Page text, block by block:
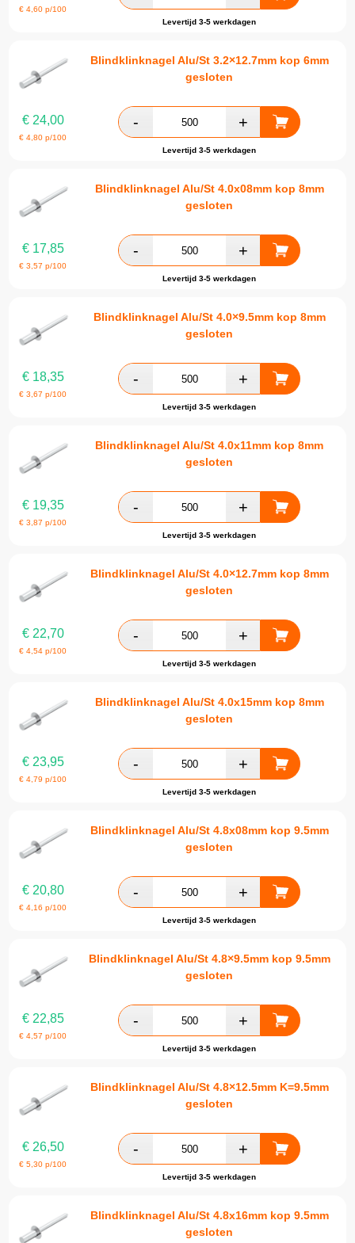
€4,60 p/100
Levertijd 3-5 werkdagen
Blindklinknagel Alu/St 3.2×12.7mm kop 6mm
gesloten
€24,00
€4,80 p/100
Levertijd 3-5 werkdagen
Blindklinknagel Alu/St 4.0x08mm kop 8mm
gesloten
€17,85
€3,57 p/100
Levertijd 3-5 werkdagen
Blindklinknagel Alu/St 4.0×9.5mm kop 8mm
gesloten
€18,35
€3,67 p/100
Levertijd 3-5 werkdagen
Blindklinknagel Alu/St 4.0x11mm kop 8mm
gesloten
€19,35
€3,87 p/100
Levertijd 3-5 werkdagen
Blindklinknagel Alu/St 4.0×12.7mm kop 8mm
gesloten
€22,70
€4,54 p/100
Levertijd 3-5 werkdagen
Blindklinknagel Alu/St 4.0x15mm kop 8mm
gesloten
€23,95
€4,79 p/100
Levertijd 3-5 werkdagen
Blindklinknagel Alu/St 4.8x08mm kop 9.5mm
gesloten
€20,80
€4,16 p/100
Levertijd 3-5 werkdagen
Blindklinknagel Alu/St 4.8×9.5mm kop 9.5mm
gesloten
€22,85
€4,57 p/100
Levertijd 3-5 werkdagen
Blindklinknagel Alu/St 4.8×12.5mm K=9.5mm
gesloten
€26,50
€5,30 p/100
Levertijd 3-5 werkdagen
Blindklinknagel Alu/St 4.8x16mm kop 9.5mm
gesloten